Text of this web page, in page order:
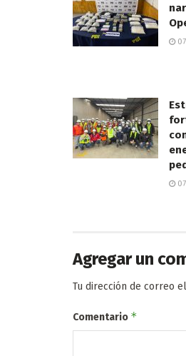
Agregar un
Tu dirección de correo
Comentario *